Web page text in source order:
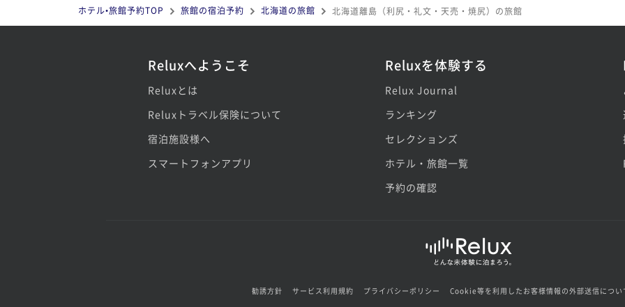
ホテル•旅館予約TOP 旅館の宿泊予約 北海道の旅館 北海道離島（利尻・礼文・天売・焼尻）の旅館
Reluxへようこそ
Reluxとは
Reluxトラベル保険について
宿泊施設様へ
スマートフォンアプリ
Reluxを体験する
Relux Journal
ランキング
セレクションズ
ホテル・旅館一覧
予約の確認
勧誘方針 サービス利用規約 プライバシーポリシー Cookie等を利用したお客様情報の外部送信につい